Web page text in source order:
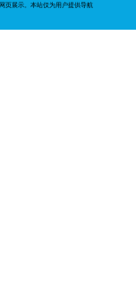
页展示。本站仅为用户提供导航